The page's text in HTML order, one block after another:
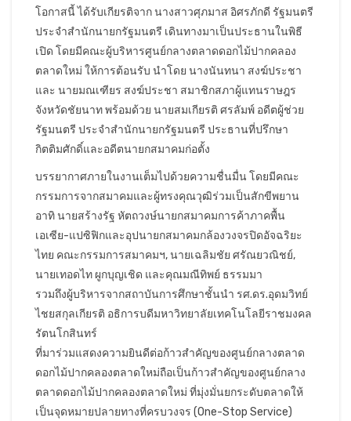
โอกาสนี้ ได้รับเกียรติจาก นางสาวศุภมาส อิศรภักดี รัฐมนตรี
ประจำสำนักนายกรัฐมนตรี เดินทางมาเป็นประธานในพิธี
เปิด โดยมีคณะผู้บริหารศูนย์กลางตลาดดอกไม้ปากคลอง
ตลาดใหม่ ให้การต้อนรับ นำโดย นางนันทนา สงฆ์ประชา
และ นายมณเฑียร สงฆ์ประชา สมาชิกสภาผู้แทนราษฎร
จังหวัดชัยนาท พร้อมด้วย นายสมเกียรติ ศรลัมพ์ อดีตผู้ช่วย
รัฐมนตรี ประจำสำนักนายกรัฐมนตรี ประธานที่ปรึกษา
กิตติมศักดิ์และอดีตนายกสมาคมก่อตั้ง
บรรยากาศภายในงานเต็มไปด้วยความชื่นมื่น โดยมีคณะ
กรรมการจากสมาคมและผู้ทรงคุณวุฒิร่วมเป็นสักขีพยาน
อาทิ นายสร้างรัฐ หัตถวงษ์นายกสมาคมการค้าภาคพื้น
เอเซีย-แปซิฟิกและอุปนายกสมาคมกล้องวงจรปิดอัจฉริยะ
ไทย คณะกรรมการสมาคมฯ, นายเฉลิมชัย ศรัณยวณิชย์,
นายเทอดไท ผูกบุญเชิด และคุณมณีทิพย์ ธรรมมา
รวมถึงผู้บริหารจากสถาบันการศึกษาชั้นนำ รศ.ดร.อุดมวิทย์
ไชยสกุลเกียรติ อธิการบดีมหาวิทยาลัยเทคโนโลยีราชมงคล
รัตนโกสินทร์
ที่มาร่วมแสดงความยินดีต่อก้าวสำคัญของศูนย์กลางตลาด
ดอกไม้ปากคลองตลาดใหม่ถือเป็นก้าวสำคัญของศูนย์กลาง
ตลาดดอกไม้ปากคลองตลาดใหม่ ที่มุ่งมั่นยกระดับตลาดให้
เป็นจุดหมายปลายทางที่ครบวงจร (One-Stop Service)